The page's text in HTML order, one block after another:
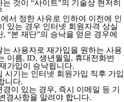
것이 “사이트”의 기술상 현저히
서 정한 사유로 인하여 이전에 인
있는 경우 인터넷 회원자격 상실
“본 재단”의 승낙을 얻은 경우에
사용자로 재가입을 원하는 사용
이름, ID, 생년월일, 휴대전화번
가입이 승낙됩니다.
시기는 인터넷 회원가입 직후 가입
니다.
이 있는 경우, 즉시 이메일 등 기
경사항을 알려야 합니다.